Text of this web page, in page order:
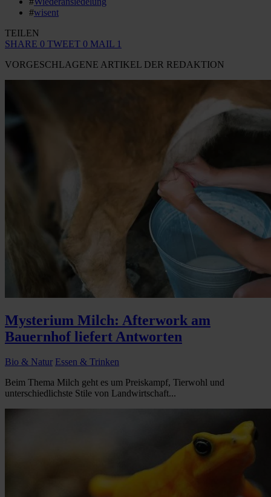
#wisent
TEILEN
SHARE 0 TWEET 0 MAIL 1
VORGESCHLAGENE ARTIKEL DER REDAKTION
Mysterium Milch: Afterwork am
Bauernhof liefert Antworten
Bio & Natur Essen & Trinken
Beim Thema Milch geht es um Preiskampf, Tierwohl und
unterschiedlichste Stile von Landwirtschaft...